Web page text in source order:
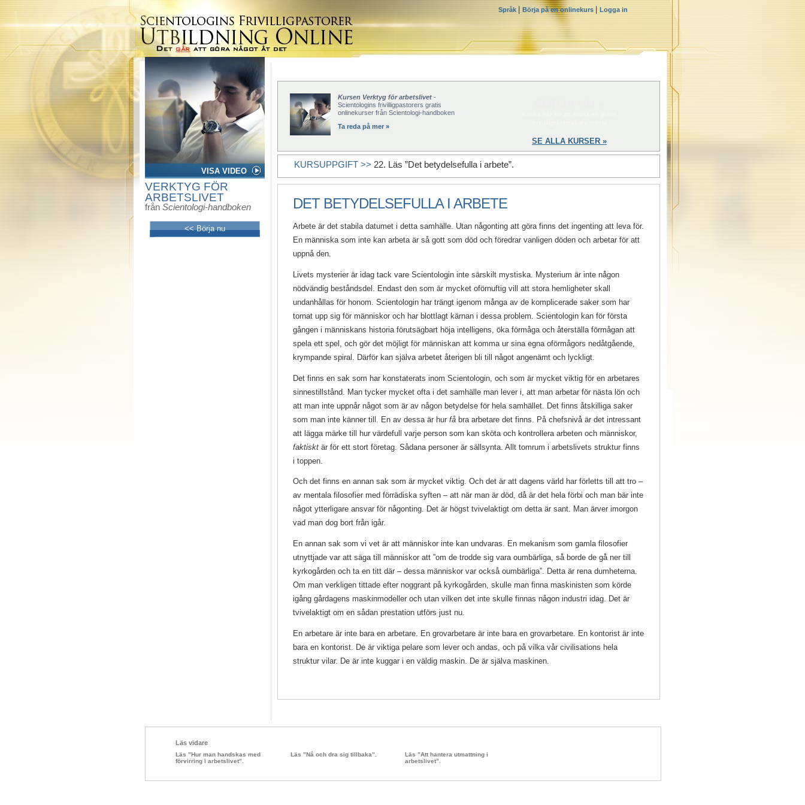
Språk Börja på en onlinekurs Logga in
VISA VIDEO
VERKTYG FÖR
ARBETSLIVET
från Scientologi-handboken
<< Börja nu
Kursen Verktyg för arbetslivet -
Scientologins frivilligpastorers gratis
onlinekurser från Scientologi-handboken
Ta reda på mer »
SE ALLA KURSER »
KURSUPPGIFT >> 22. Läs ”Det betydelsefulla i arbete”.
DET BETYDELSEFULLA I ARBETE
Arbete är det stabila datumet i detta samhälle. Utan någonting att göra finns det ingenting att leva för.
En människa som inte kan arbeta är så gott som död och föredrar vanligen döden och arbetar för att
uppnå den.
Livets mysterier är idag tack vare Scientologin inte särskilt mystiska. Mysterium är inte någon
nödvändig beståndsdel. Endast den som är mycket oförnuftig vill att stora hemligheter skall
undanhållas för honom. Scientologin har trängt igenom många av de komplicerade saker som har
tornat upp sig för människor och har blottlagt kärnan i dessa problem. Scientologin kan för första
gången i människans historia förutsägbart höja intelligens, öka förmåga och återställa förmågan att
spela ett spel, och gör det möjligt för människan att komma ur sina egna oförmågors nedåtgående,
krympande spiral. Därför kan själva arbetet återigen bli till något angenämt och lyckligt.
Det finns en sak som har konstaterats inom Scientologin, och som är mycket viktig för en arbetares
sinnestillstånd. Man tycker mycket ofta i det samhälle man lever i, att man arbetar för nästa lön och
att man inte uppnår något som är av någon betydelse för hela samhället. Det finns åtskilliga saker
som man inte känner till. En av dessa är hur få bra arbetare det finns. På chefsnivå är det intressant
att lägga märke till hur värdefull varje person som kan sköta och kontrollera arbeten och människor,
faktiskt är för ett stort företag. Sådana personer är sällsynta. Allt tomrum i arbetslivets struktur finns
i toppen.
Och det finns en annan sak som är mycket viktig. Och det är att dagens värld har förletts till att tro –
av mentala filosofier med förrädiska syften – att när man är död, då är det hela förbi och man bär inte
något ytterligare ansvar för någonting. Det är högst tvivelaktigt om detta är sant. Man ärver imorgon
vad man dog bort från igår.
En annan sak som vi vet är att människor inte kan undvaras. En mekanism som gamla filosofier
utnyttjade var att säga till människor att ”om de trodde sig vara oumbärliga, så borde de gå ner till
kyrkogården och ta en titt där – dessa människor var också oumbärliga”. Detta är rena dumheterna.
Om man verkligen tittade efter noggrant på kyrkogården, skulle man finna maskinisten som körde
igång gårdagens maskinmodeller och utan vilken det inte skulle finnas någon industri idag. Det är
tvivelaktigt om en sådan prestation utförs just nu.
En arbetare är inte bara en arbetare. En grovarbetare är inte bara en grovarbetare. En kontorist är inte
bara en kontorist. De är viktiga pelare som lever och andas, och på vilka vår civilisations hela
struktur vilar. De är inte kuggar i en väldig maskin. De är själva maskinen.
Läs vidare
Läs ”Hur man handskas med
förvirring i arbetslivet”.
Läs ”Nå och dra sig tillbaka”.
Läs ”Att hantera utmattning i
arbetslivet”.